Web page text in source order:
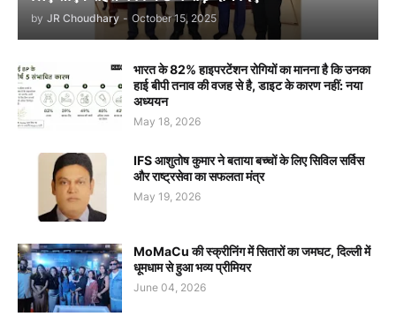
by JR Choudhary - October 15, 2025
भारत के 82% हाइपरटेंशन रोगियों का मानना है कि उनका
हाई बीपी तनाव की वजह से है, डाइट के कारण नहीं: नया
अध्ययन
May 18, 2026
IFS आशुतोष कुमार ने बताया बच्चों के लिए सिविल सर्विस
और राष्ट्रसेवा का सफलता मंत्र
May 19, 2026
MoMaCu की स्क्रीनिंग में सितारों का जमघट, दिल्ली में
धूमधाम से हुआ भव्य प्रीमियर
June 04, 2026